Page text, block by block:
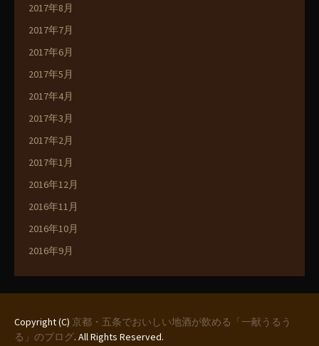
2017年8月
2017年7月
2017年6月
2017年5月
2017年4月
2017年3月
2017年2月
2017年1月
2016年12月
2016年11月
2016年10月
2016年9月
Copyright (C) 京都・五条でおいしい地酒が飲める「一献うるう
る」のブログ. All Rights Reserved.